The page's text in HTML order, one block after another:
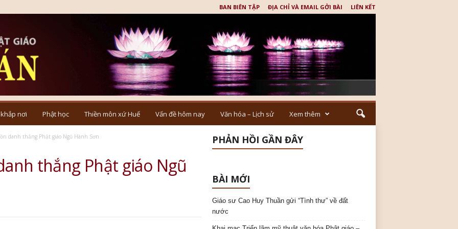
BAN BIÊN TẬP ĐỊA CHỈ VÀ EMAIL GỞI BÀI LIÊN KẾT
nơi Phật học Thiền môn xứ Huế Vấn đề hôm nay Văn hóa – Lịch sử Xem thêm
danh thắng Phật giáo Ngũ Hành Sơn
thắng Phật giáo Ngũ
PHẢN HỒI GẦN ĐÂY
BÀI MỚI
Giáo sư Cao Huy Thuần gửi “Tình thư” về đất
nước